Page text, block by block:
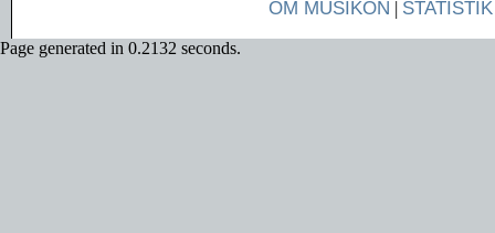
OM MUSIKON | STATISTIK
Page generated in 0.2132 seconds.